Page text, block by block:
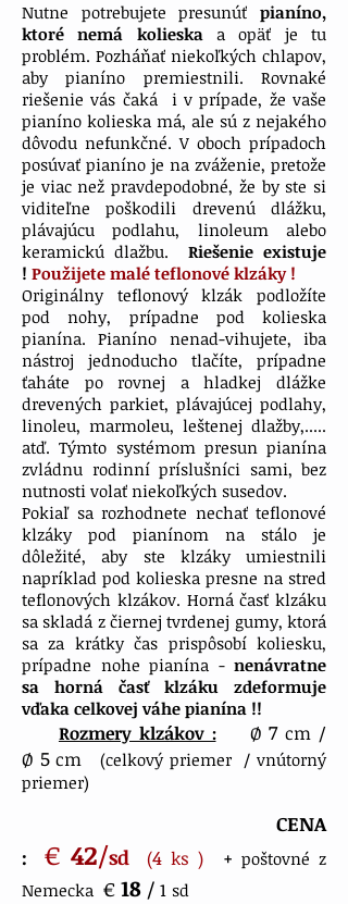
Nutne potrebujete presunúť pianíno,
ktoré nemá kolieskaa opäť je tu
problém. Pozháňať niekoľkých chlapov,
aby pianíno premiestnili. Rovnaké
riešenie vás čaká i v prípade, že vaše
pianíno kolieska má, ale sú z nejakého
dôvodu nefunkčné. V oboch prípadoch
posúvať pianíno je na zváženie, pretože
je viac než pravdepodobné, že by ste si
viditeľne poškodili drevenú dlážku,
plávajúcu podlahu, linoleum alebo
keramickú dlažbu. Riešenie existuje
! Použijete malé teflonové klzáky !
Originálny teflonový klzák podložíte
pod nohy, prípadne pod kolieska
pianína. Pianíno nenad-vihujete, iba
nástroj jednoducho tlačíte, prípadne
ťaháte po rovnej a hladkej dlážke
drevených parkiet, plávajúcej podlahy,
linoleu, marmoleu, leštenej dlažby,.....
atď. Týmto systémom presun pianína
zvládnu rodinní príslušníci sami, bez
nutnosti volať niekoľkých susedov.
Pokiaľ sa rozhodnete nechať teflonové
klzáky pod pianínom na stálo je
dôležité, aby ste klzáky umiestnili
napríklad pod kolieska presne na stred
teflonových klzákov. Horná časť klzáku
sa skladá z čiernej tvrdenej gumy, ktorá
sa za krátky čas prispôsobí koliesku,
prípadne nohe pianína -nenávratne
sa horná časť klzáku zdeformuje
vďaka celkovej váhe pianína !!
Rozmery klzákov : Ø7cm /
Ø 5cm
(celkový priemer / vnútorný
priemer)
CENA
:
€ 42/sd (4ks ) +poštovné z
Nemecka € 18 / 1 sd